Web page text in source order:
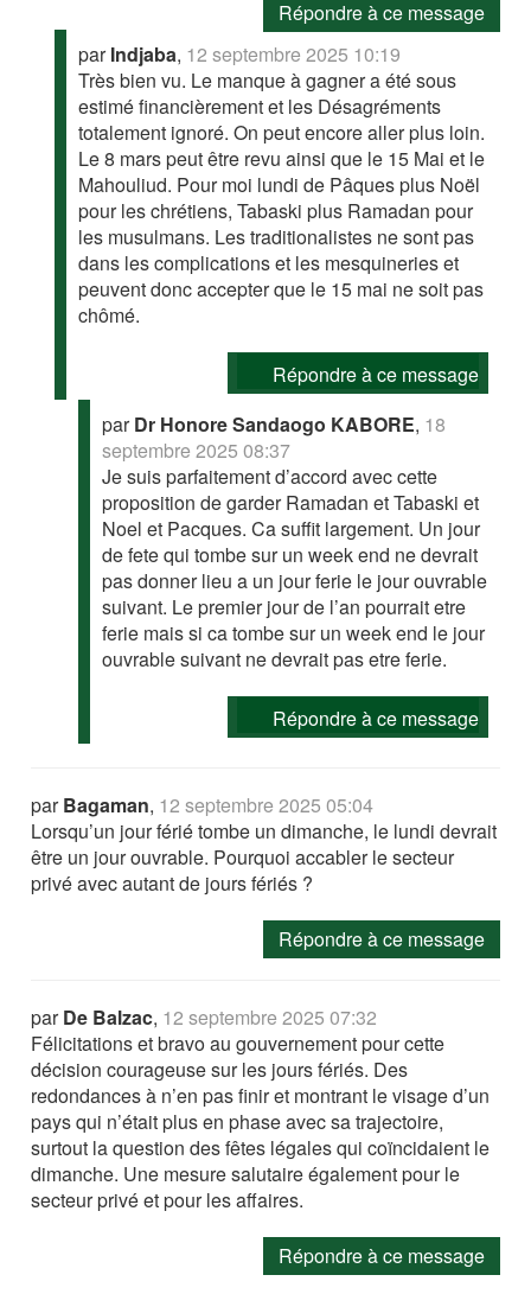
Répondre à ce message
parIndjaba, 12 septembre 2025 10:19
Très bien vu. Le manque à gagner a été sous
estimé financièrement et les Désagréments
totalement ignoré. On peut encore aller plus loin.
Le 8 mars peut être revu ainsi que le 15 Mai et le
Mahouliud. Pour moi lundi de Pâques plus Noël
pour les chrétiens, Tabaski plus Ramadan pour
les musulmans. Les traditionalistes ne sont pas
dans les complications et les mesquineries et
peuvent donc accepter que le 15 mai ne soit pas
chômé.
Répondre à ce message
parDr Honore Sandaogo KABORE, 18
septembre 2025 08:37
Je suis parfaitement d’accord avec cette
proposition de garder Ramadan et Tabaski et
Noel et Pacques. Ca suffit largement. Un jour
de fete qui tombe sur un week end ne devrait
pas donner lieu a un jour ferie le jour ouvrable
suivant. Le premier jour de l’an pourrait etre
ferie mais si ca tombe sur un week end le jour
ouvrable suivant ne devrait pas etre ferie.
Répondre à ce message
parBagaman, 12 septembre 2025 05:04
Lorsqu’un jour férié tombe un dimanche, le lundi devrait
être un jour ouvrable. Pourquoi accabler le secteur
privé avec autant de jours fériés ?
Répondre à ce message
parDe Balzac, 12 septembre 2025 07:32
Félicitations et bravo au gouvernement pour cette
décision courageuse sur les jours fériés. Des
redondances à n’en pas finir et montrant le visage d’un
pays qui n’était plus en phase avec sa trajectoire,
surtout la question des fêtes légales qui coïncidaient le
dimanche. Une mesure salutaire également pour le
secteur privé et pour les affaires.
Répondre à ce message